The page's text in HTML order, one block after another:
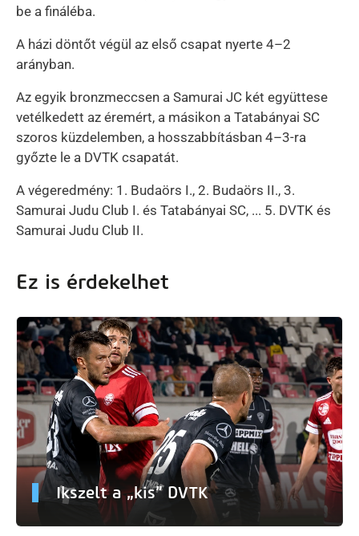
be a fináléba.
A házi döntőt végül az első csapat nyerte 4–2
arányban.
Az egyik bronzmeccsen a Samurai JC két együttese
vetélkedett az éremért, a másikon a Tatabányai SC
szoros küzdelemben, a hosszabbításban 4–3-ra
győzte le a DVTK csapatát.
A végeredmény: 1. Budaörs I., 2. Budaörs II., 3.
Samurai Judu Club I. és Tatabányai SC, ... 5. DVTK és
Samurai Judu Club II.
Ez is érdekelhet
Ikszelt a „kis” DVTK